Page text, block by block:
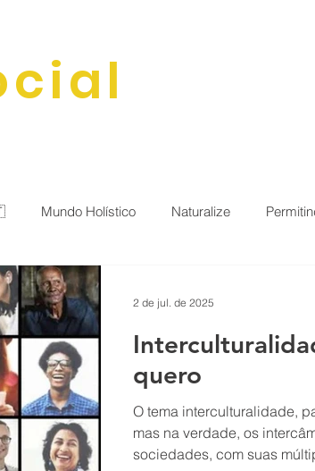
Mundo Holístico Naturalize
Cartas&Poemas
quero
O tema interculturalidade,
mas na verdade, os
sociedades, com suas
2 de jul. de 2025